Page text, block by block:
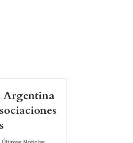
Argentina